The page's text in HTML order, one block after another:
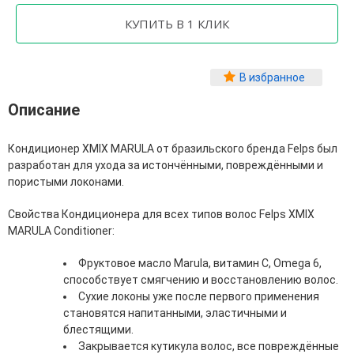
Фитопластика волос
Гели для лица
Карбокситерапия
Кремы для лица
Лосьоны, тоники и мисты для лица
Масла для лица
Мицеллярная вода
Наборы для ухода за лицом
Пенки и муссы для лица
Скрабы, пилинги и гоммажи для лица
Спреи для лица
Средства для умывания
Сыворотки, эликсиры, эмульсии, концентраты и
В избранное
Описание
Кондиционер XMIX MARULA от бразильского бренда Felps был
разработан для ухода за истончёнными, повреждёнными и
пористыми локонами.
Свойства Кондиционера для всех типов волос Felps XMIX
MARULA Conditioner:
Фруктовое масло Marula, витамин C, Omega 6,
способствует смягчению и восстановлению волос.
Сухие локоны уже после первого применения
становятся напитанными, эластичными и
блестящими.
Закрывается кутикула волос, все повреждённые